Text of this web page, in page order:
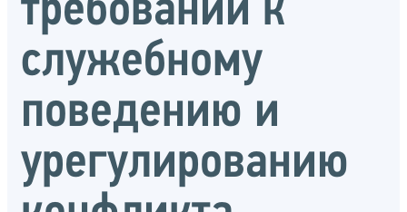
требований к
служебному
поведению и
урегулированию